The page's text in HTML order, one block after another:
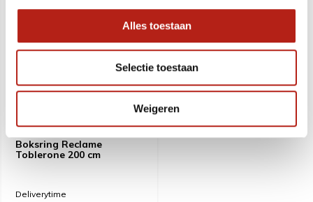
Alles toestaan
Selectie toestaan
Weigeren
Boksring Reclame
Toblerone 200 cm
Deliverytime